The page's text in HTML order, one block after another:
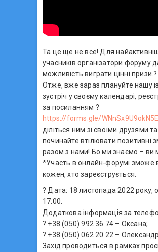
Та це ще не все! Для
учасників організатори форуму
можливість виграти цінні призи.?
Отже, вже зараз плануйте нашу
зустріч у своєму календарі,
за посиланням ?
https://forms.gle/
діліться ним зі своїми друзями та
починайте втілювати позитивні
разом з нами! Бо ми знаємо – ви
*Участь в онлайн-форумі зможе
кожен, хто зареєструється.
? Дата: 18 листопада 2022 року,
17:00.
Додаткова інформація за
? +38 (050) 992 36 74 – Оксана;
? +38 (050) 062 20 22 – Олександр.
Захід проводиться в рамках